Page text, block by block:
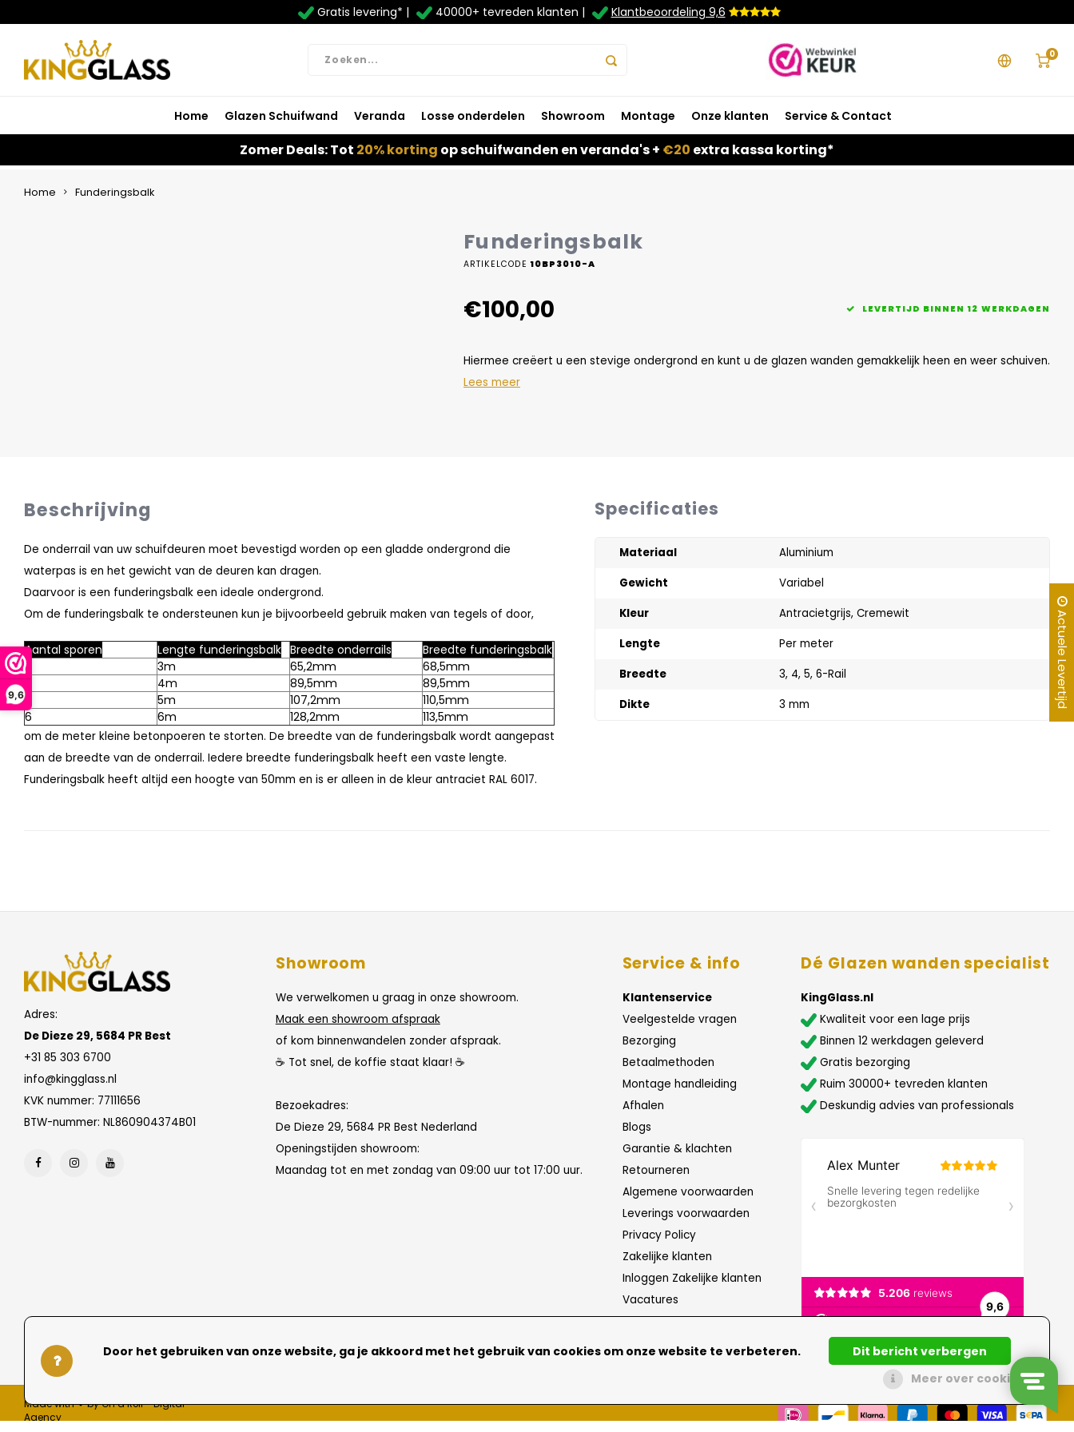
9,6
Gratis levering* | 40000+ tevreden klanten | Klantbeoordeling 9,6
0
Home Glazen Schuifwand Veranda Losse onderdelen Showroom Montage Onze klanten Service & Contact
Zomer Deals: Tot 20% korting op schuifwanden en veranda's + €20 extra kassa korting*
Home Funderingsbalk
Funderingsbalk
ARTIKELCODE 10BP3010-A
€100,00 LEVERTIJD BINNEN 12 WERKDAGEN
Hiermee creëert u een stevige ondergrond en kunt u de glazen wanden gemakkelijk heen en weer schuiven.
Lees meer
Beschrijving
De onderrail van uw schuifdeuren moet bevestigd worden op een gladde ondergrond die
waterpas is en het gewicht van de deuren kan dragen.
Daarvoor is een funderingsbalk een ideale ondergrond.
Om de funderingsbalk te ondersteunen kun je bijvoorbeeld gebruik maken van tegels of door,
Aantal sporen Lengte funderingsbalk Breedte onderrails
Breedte funderingsbalk
3
3m 65,2mm
68,5mm
4
4m 89,5mm
89,5mm
5
5m 107,2mm
110,5mm
6
6m 128,2mm 113,5mm
om de meter kleine betonpoeren te storten. De breedte van de funderingsbalk wordt aangepast
aan de breedte van de onderrail. Iedere breedte funderingsbalk heeft een vaste lengte.
Funderingsbalk heeft altijd een hoogte van 50mm en is er alleen in de kleur antraciet RAL 6017.
Specificaties
Materiaal
Aluminium
Gewicht
Variabel
Kleur
Antracietgrijs, Cremewit
Lengte
Per meter
Breedte
3, 4, 5, 6-Rail
Dikte
3 mm
Adres:
De Dieze 29, 5684 PR Best
+31 85 303 6700
info@kingglass.nl
KVK nummer: 77111656
BTW-nummer: NL860904374B01
Showroom
We verwelkomen u graag in onze showroom.
Maak een showroom afspraak
of kom binnenwandelen zonder afspraak.
☕ Tot snel, de koffie staat klaar! ☕
Bezoekadres:
De Dieze 29, 5684 PR Best Nederland
Openingstijden showroom:
Maandag tot en met zondag van 09:00 uur tot 17:00 uur.
Service & info
Klantenservice
Veelgestelde vragen
Bezorging
Betaalmethoden
Montage handleiding
Afhalen
Blogs
Garantie & klachten
Retourneren
Algemene voorwaarden
Leverings voorwaarden
Privacy Policy
Zakelijke klanten
Inloggen Zakelijke klanten
Vacatures
Dé Glazen wanden specialist
KingGlass.nl
Kwaliteit voor een lage prijs
Binnen 12 werkdagen geleverd
Gratis bezorging
Ruim 30000+ tevreden klanten
Deskundig advies van professionals
Made with ❤ by On a Roll - Digital
Agency
Actuele Levertijd
Door het gebruiken van onze website, ga je akkoord met het gebruik van cookies om onze website te verbeteren.
Dit bericht verbergen
Meer over cookies »